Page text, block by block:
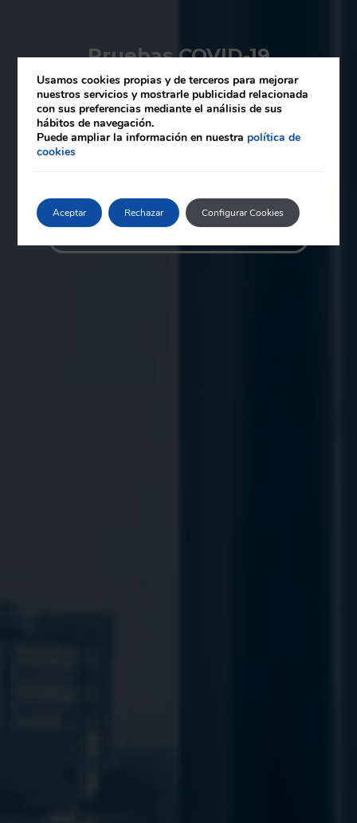
Pruebas COVID-19
Precio exclusivo para clientes
Viaja seguro con Eurofins
Usamos cookies propias y de terceros para mejorar
nuestros servicios y mostrarle publicidad relacionada
con sus preferencias mediante el análisis de sus
hábitos de navegación.
Puede ampliar la información en nuestra política de
cookies
Aceptar Rechazar Configurar Cookies